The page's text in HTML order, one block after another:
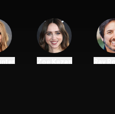
Zoe Kazan
Ray